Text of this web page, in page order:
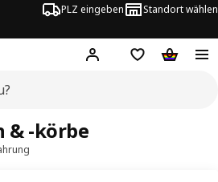
PLZ eingeben Standort wählen
Hej! Logge dich ein
Einkaufsliste
& -körbe